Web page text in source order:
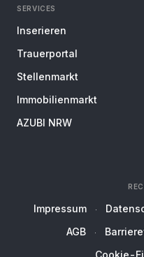
SERVICES
Inserieren
Trauerportal
Stellenmarkt
Immobilienmarkt
AZUBI NRW
Impressum
AGB
Cookie-